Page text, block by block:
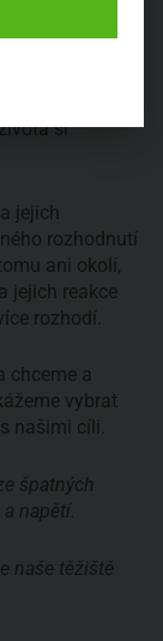
není
svět skýtá
si
jejich
rozhodnutí
ani okolí,
jejich reakce
rozhodí.
chceme a
vybrat
našimi cíli.
špatných
napětí.
naše těžiště